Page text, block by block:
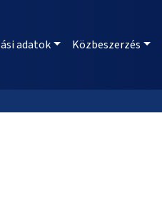
adatok Közbeszerzés